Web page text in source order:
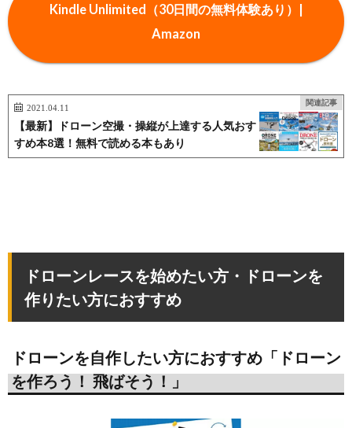
Kindle Unlimited（30日間の無料体験あり）|
Amazon
関連記事
2021.04.11
【最新】ドローン空撮・操縦が上達する人気おす
すめ本8選！無料で読める本もあり
ドローンレースを始めたい方・ドローンを
作りたい方におすすめ
ドローンを自作したい方におすすめ「ドローン
を作ろう！ 飛ばそう！」